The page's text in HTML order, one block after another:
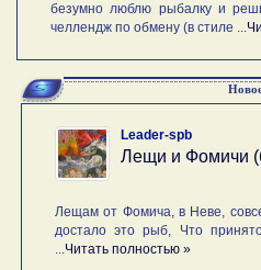
безумно люблю рыбалку и
челлендж по обмену (в стиле ...
Leader-spb
Лещи и Фомичи
Лещам от Фомича, в Неве,
достало это рыб, Что
...Читать полностью »